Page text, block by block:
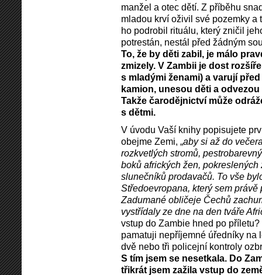
manžel a otec dětí. Z příběhu
mladou krví oživil své pozemky
ho podrobil rituálu, který zničil
potrestán, nestál před žádným
To, že by děti zabil, je málo
zmizely. V Zambii je dost
s mladými ženami) a varují
kamion, unesou děti a
Takže čarodějnictví může
s dětmi.
V úvodu Vaší knihy popisujete
obejme Zemi, „aby si až do
rozkvetlých stromů,
boků afrických žen,
slunečníků prodavačů. To vše
Středoevropana, který sem
Zadumané obličeje Čechů
vystřídaly ze dne na den tváře
vstup do Zambie hned po
pamatuji nepříjemné úředníky na
dvě nebo tři policejní kontroly
S tím jsem se nesetkala. Do
třikrát jsem zažila vstup do